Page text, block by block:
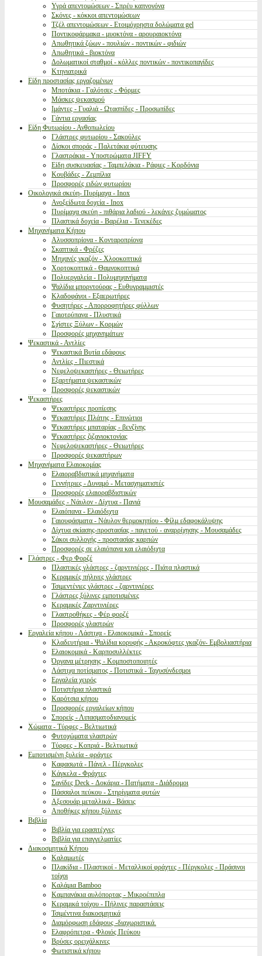
Υγρά απεντομώσεων - Σπρέυ καπνογόνα
Σκόνες - κόκκοι απεντομώσεων
Τζέλ απεντομώσεων - Ετοιμόχρηστα δολώματα gel
Ποντικοφάρμακα - μυοκτόνα - αρουραιοκτόνα
Απωθητικά ζώων - πουλιών - ποντικών - φιδιών
Απωθητικά - βιοκτόνα
Δολωματικοί σταθμοί - κόλλες ποντικών - ποντικοπαγίδες
Κτηνιατρικά
Είδη προστασίας εργαζομένων
Μποτάκια - Γαλότσες - Φόρμες
Μάσκες ψεκασμού
Ιμάντες - Γυαλιά - Ωτασπίδες - Προσωπίδες
Γάντια εργασίας
Είδη Φυτωρίου - Ανθοπωλείου
Γλάστρες φυτωρίου - Σακούλες
Δίσκοι σποράς - Παλετάκια φύτευσης
Γλαστράκια - Υποστρώματα JIFFY
Είδη συσκευασίας - Ταμπελάκια - Ράφιες - Κορδόνια
Κουβάδες - Ζεμπίλια
Προσφορές ειδών φυτωρίου
Οικολογικά σκεύη- Πυρίμαχα - Inox
Ανοξείδωτα δοχεία - Inox
Πυρίμαχα σκεύη - πιθάρια λαδιού - λεκάνες ζυμώματος
Πλαστικά δοχεία - Βαρέλια - Τενεκέδες
Μηχανήματα Κήπου
Αλυσσοπρίονα - Κονταροπρίονα
Σκαπτικά - Φρέζες
Μηχανές γκαζόν - Χλοοκοπτικά
Χορτοκοπτικά - Θαμνοκοπτικά
Πολυεργαλεία - Πολυμηχανήματα
Ψαλίδια μπορντούρας - Ευθυγραμμιστές
Κλαδοφάγοι - Εξαερωτήρες
Φυσητήρες - Απορροφητήρες φύλλων
Γαιοτρύπανα - Πλυστικά
Σχίστες Ξύλων - Κορμών
Προσφορές μηχανημάτων
Ψεκαστικά - Αντλίες
Ψεκαστικά Βυτία εδάφους
Αντλίες - Πιεστικά
Νεφελοψεκαστήρες - Θειωτήρες
Εξαρτήματα ψεκαστικών
Προσφορές ψεκαστικών
Ψεκαστήρες
Ψεκαστήρες προπίεσης
Ψεκαστήρες Πλάτης - Επινώτιοι
Ψεκαστήρες μπαταρίας - βενζίνης
Ψεκαστήρες ζιζανιοκτονίας
Νεφελοψεκαστήρες - Θειωτήρες
Προσφορές ψεκαστήρων
Μηχανήματα Ελαιοκομίας
Ελαιοραβδιστικά μηχανήματα
Γεννήτριες - Δυναμό - Μετασχηματιστές
Προσφορές ελαιοραβδιστικών
Μουσαμάδες - Νάυλον - Δίχτυα - Πανιά
Ελαιόπανα - Ελαιόδιχτα
Γαιουφάσματα - Νάυλον θερμοκηπίου - Φίλμ εδαφοκάλυψης
Δίχτυα σκίασης-προστασίας - παγετού - αναρρίχησης - Μουσαμάδες
Σάκοι συλλογής - προστασίας καρπών
Προσφορές σε ελαιόπανα και ελαιόδιχτα
Γλάστρες - Φερ Φορζέ
Πλαστικές γλάστρες - ζαρντινιέρες - Πιάτα πλαστικά
Κεραμικές πήλινες γλάστρες
Τσιμεντένιες γλάστρες - ζαρντινιέρες
Γλάστρες ξύλινες εμποτισμένες
Κεραμικές Ζαρντινιέρες
Γλαστροθήκες - Φέρ φορζέ
Προσφορές γλαστρών
Εργαλεία κήπου - Λάστιχα - Ελαιοκομικά - Σπορείς
Κλαδευτήρια - Ψαλίδια κορυφής - Ακροκόφτες γκαζόν- Εμβολιαστήρια
Ελαιοκομικά - Καρποσυλλέκτες
Όργανα μέτρησης - Κομποστοποιητές
Λάστιχα ποτίσματος - Ποτιστικά - Ταχυσύνδεσμοι
Εργαλεία χειρός
Ποτιστήρια πλαστικά
Καρότσια κήπου
Προσφορές εργαλείων κήπου
Σπορείς - Λιπασματοδιανομείς
Χώματα - Τύρφες - Βελτιωτικά
Φυτοχώματα γλαστρών
Τύρφες - Κοπριά - Βελτιωτικά
Εμποτισμένη ξυλεία - φράχτες
Καφασωτά - Πάνελ - Πέργκολες
Κάγκελα - Φράχτες
Σανίδες Deck - Δοκάρια - Πατήματα - Διάδρομοι
Πάσσαλοι πεύκου - Στηρίγματα φυτών
Αξεσουάρ μεταλλικά - Βάσεις
Αποθήκες κήπου ξύλινες
Βιβλία
Βιβλία για ερασιτέχνες
Βιβλία για επαγγελματίες
Διακοσμητικά Κήπου
Καλαμωτές
Πλακίδια - Πλαστικοί - Μεταλλικοί φράχτες - Πέργκολες - Πράσινοι
τοίχοι
Καλάμια Bamboo
Καμπανάκια αυλόπορτας - Μικροέπιπλα
Κεραμικά τοίχου - Πήλινες παραστάσεις
Τσιμέντινα διακοσμητικά
Διαμόρφωση εδάφους -διαχωριστικά.
Ελαφρόπετρα - Φλοιός Πεύκου
Βρύσες ορειχάλκινες
Φωτιστικά κήπου